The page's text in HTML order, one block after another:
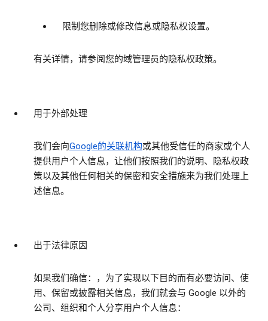
限制您删除或修改信息或隐私权设置。
有关详情，请参阅您的域管理员的隐私权政策。
用于外部处理
我们会向Google的关联机构或其他受信任的商家或个人
提供用户个人信息，让他们按照我们的说明、隐私权政
策以及其他任何相关的保密和安全措施来为我们处理上
述信息。
出于法律原因
如果我们确信：，为了实现以下目的而有必要访问、使
用、保留或披露相关信息，我们就会与 Google 以外的
公司、组织和个人分享用户个人信息：